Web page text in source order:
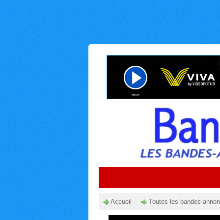
Accueil Toutes les bandes-